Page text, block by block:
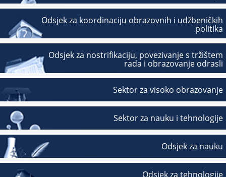
Odsjek za koordinaciju obrazovnih i udžbeničkih
politika
Odsjek za nostrifikaciju, povezivanje s tržištem
rada i obrazovanje odrasli
Sektor za visoko obrazovanje
Sektor za nauku i tehnologije
Odsjek za nauku
Odsjek za tehnologije